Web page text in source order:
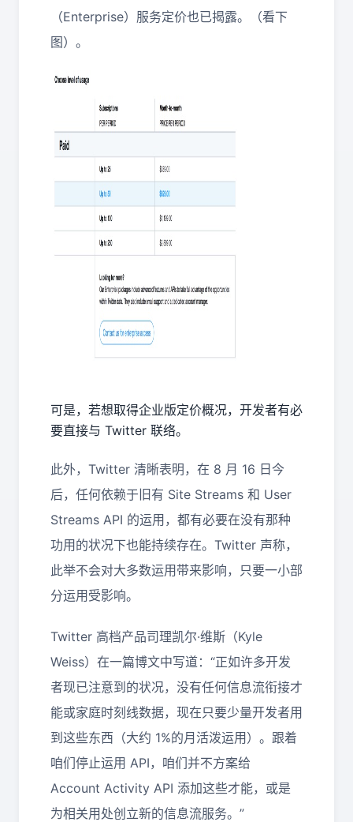
（Enterprise）服务定价也已揭露。（看下
图）。
可是，若想取得企业版定价概况，开发者有必
要直接与 Twitter 联络。
此外，Twitter 清晰表明，在 8 月 16 日今
后，任何依赖于旧有 Site Streams 和 User
Streams API 的运用，都有必要在没有那种
功用的状况下也能持续存在。Twitter 声称，
此举不会对大多数运用带来影响，只要一小部
分运用受影响。
Twitter 高档产品司理凯尔·维斯（Kyle
Weiss）在一篇博文中写道：“正如许多开发
者现已注意到的状况，没有任何信息流衔接才
能或家庭时刻线数据，现在只要少量开发者用
到这些东西（大约 1%的月活泼运用）。跟着
咱们停止运用 API，咱们并不方案给
Account Activity API 添加这些才能，或是
为相关用处创立新的信息流服务。”